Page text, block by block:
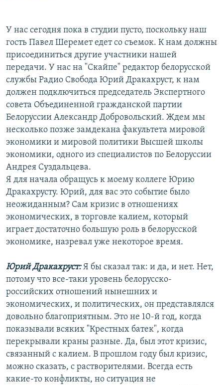
У нас сегодня пока в студии пусто, поскольку наш
гость Павел Шеремет едет со съемок. К нам должны
присоединиться другие участники нашей
передачи. У нас на "Скайпе" редактор белорусской
службы Радио Свобода Юрий Дракахруст, к нам
должен подключиться председатель Экспертного
совета Объединенной гражданской партии
Белоруссии Александр Добровольский. Ждем мы
несколько позже замдекана факультета мировой
экономики и мировой политики Высшей школы
экономики, одного из специалистов по Белоруссии
Андрея Суздальцева.
Я для начала обращусь к моему коллеге Юрию
Дракахрусту. Юрий, для вас это событие было
неожиданным? Сам кризис в отношениях
экономических, в торговле калием, который
играет достаточно большую роль в белорусской
экономике, назревал уже некоторое время.
Юрий Дракахруст:Я бы сказал так: и да, и нет. Нет,
потому что все-таки уровень белорусско-
российских отношений нынешних и
экономических, и политических, он представлялся
довольно благоприятным. Это не 10-й год, когда
показывали всяких "Крестных батек", когда
перекрывали краны разные. Да, был этот кризис,
связанный с калием. В прошлом году был кризис,
можно сказать, с растворителями. Всегда есть
какие-то конфликты, но ситуация не